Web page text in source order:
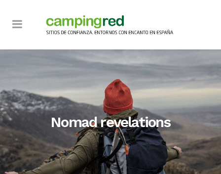
Nomad revelations